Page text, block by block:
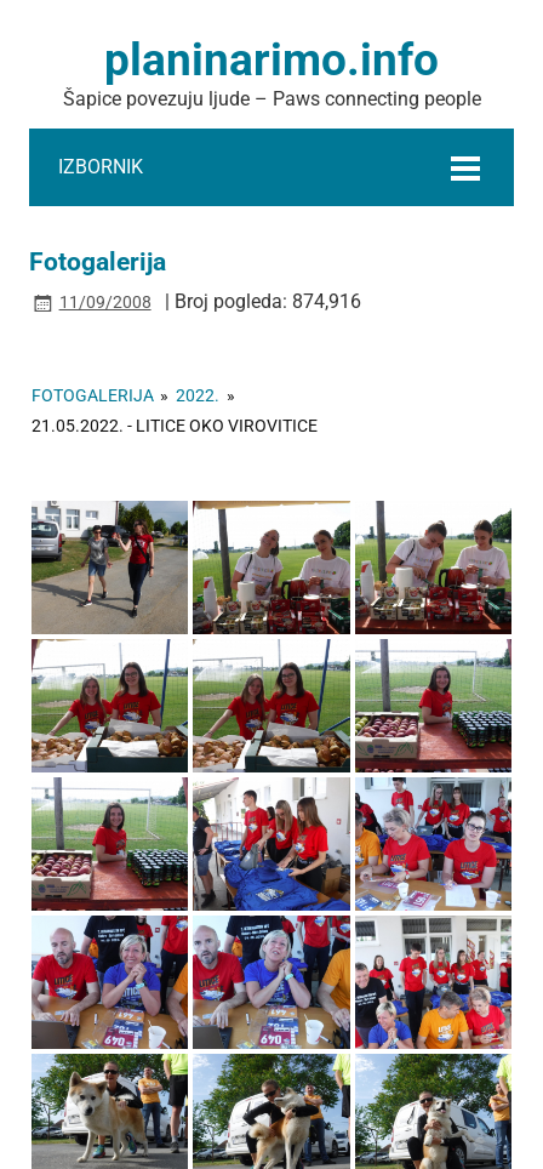
planinarimo.info
Šapice povezuju ljude – Paws connecting people
IZBORNIK
Fotogalerija
11/09/2008 | Broj pogleda: 874,916
FOTOGALERIJA » 2022. »
21.05.2022. - LITICE OKO VIROVITICE